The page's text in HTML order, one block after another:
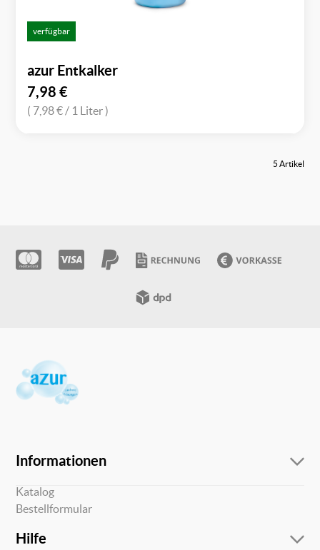
verfügbar
azur Entkalker
7,98 €
( 7,98 €/ 1 Liter )
5 Artikel
Informationen
Über uns
Katalog
Bestellformular
Hilfe